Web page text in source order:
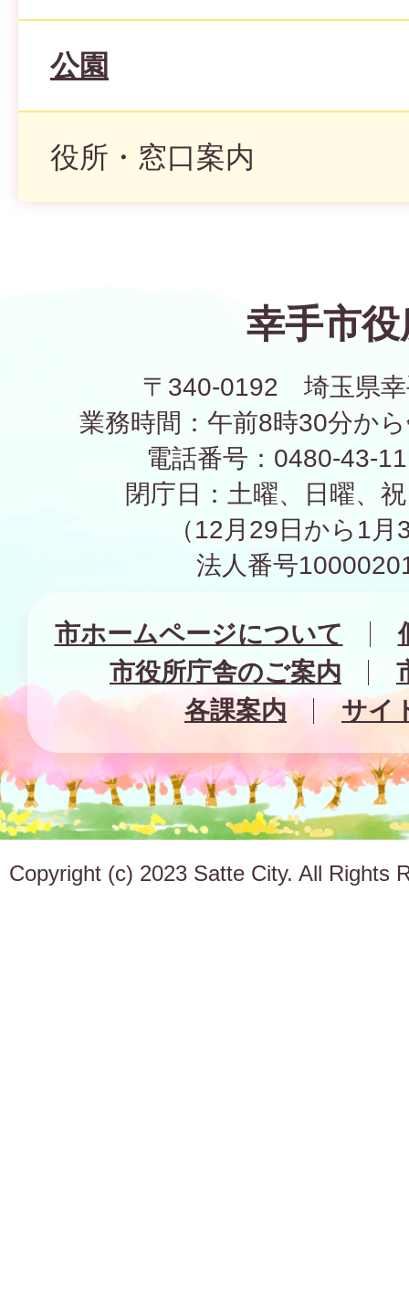
公園
役所・窓口案内
幸手市役
〒340-0192 埼玉県幸
業務時間：午前8時30分か
電話番号：0480-43-
閉庁日：土曜、日曜、
（12月29日から1
法人番号
市ホームページについて
市役所庁舎のご案内
各課案内
サイ
Copyright (c) 2023 Satte City. All Rights